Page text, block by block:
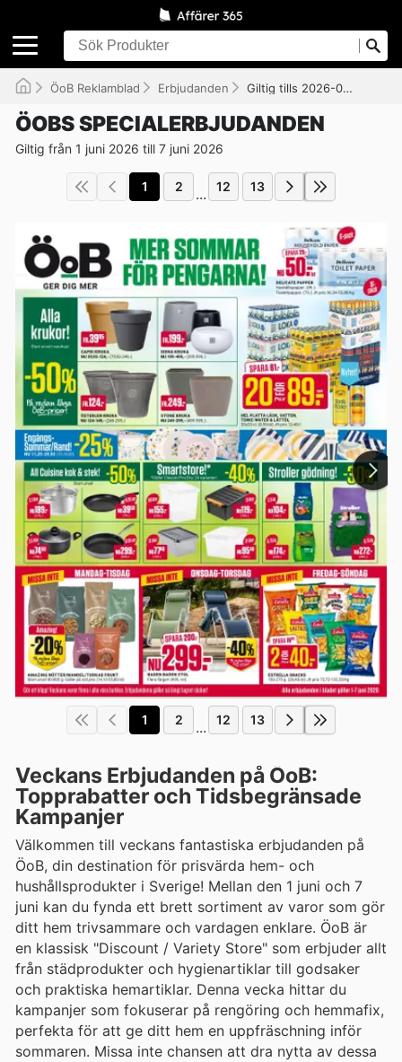
ÖoB Reklamblad Erbjudanden Giltig tills 2026-06-07
ÖOBS SPECIALERBJUDANDEN
Giltig från 1 juni 2026 till 7 juni 2026
1 2 ... 12 13
1 2 ... 12 13
Veckans Erbjudanden på ÖoB:
Topprabatter och Tidsbegränsade
Kampanjer
Välkommen till veckans fantastiska erbjudanden på
ÖoB, din destination för prisvärda hem- och
hushållsprodukter i Sverige! Mellan den 1 juni och 7
juni kan du fynda ett brett sortiment av varor som gör
ditt hem trivsammare och vardagen enklare. ÖoB är
en klassisk "Discount / Variety Store" som erbjuder allt
från städprodukter och hygienartiklar till godsaker
och praktiska hemartiklar. Denna vecka hittar du
kampanjer som fokuserar på rengöring och hemmafix,
perfekta för att ge ditt hem en uppfräschning inför
sommaren. Missa inte chansen att dra nytta av dessa